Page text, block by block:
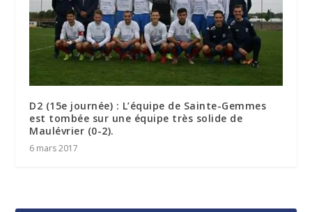
D2 (15e journée) : L’équipe de Sainte-Gemmes
est tombée sur une équipe très solide de
Maulévrier (0-2).
6 mars 2017